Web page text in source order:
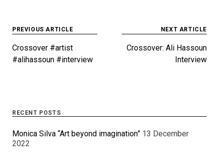
Post
navigation
PREVIOUS ARTICLE
Crossover #artist
#alihassoun #interview
NEXT ARTICLE
Crossover: Ali Hassoun
Interview
RECENT POSTS
Monica Silva “Art beyond imagination” 13 December
2022